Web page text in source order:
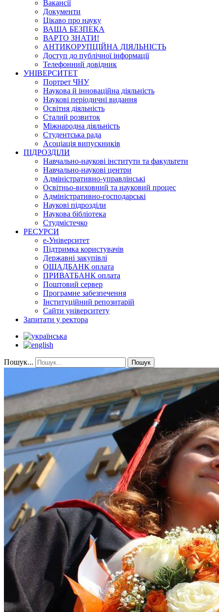
Вакансії
Документи
Цікаво про науку
ВАША БЕЗПЕКА
ВАРТО ЗНАТИ!
АНТИКОРУПЦІЙНА ДІЯЛЬНІСТЬ
Доступ до публічної інформації
Телефонний довідник
УНІВЕРСИТЕТ
Портрет ЧНУ
Наукова й інноваційна діяльність
Наукові періодичні видання
Освітня діяльність
Сталий розвиток
Міжнародна діяльність
Студентська рада
Асоціація випускників
ПІДРОЗДІЛИ
Навчально-наукові інститути та факультети
Навчально-наукові центри
Адміністративно-управлінські
Освітньо-виховний та науковий процес
Адміністративно-господарські
Наукові підрозділи
Наукова бібліотека
Студмістечко
РЕСУРСИ
е-Університет
Підтримка користувачів
Державні закупівлі
ОЩАДБАНК оплата
ПРИВАТБАНК оплата
Поштовий сервер
Програмне забезпечення
Інституційний репозитарій
Сайти університету
Запитати у ректора
Пошук... Пошук